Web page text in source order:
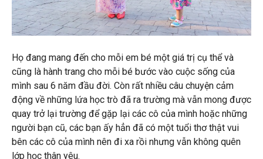
Họ đang mang đến cho mỗi em bé một giá trị cụ thể và
cũng là hành trang cho mỗi bé bước vào cuộc sống của
mình sau 6 năm đầu đời. Còn rất nhiều câu chuyện cảm
động về những lứa học trò đã ra trường mà vẫn mong được
quay trở lại trường để gặp lại các cô của mình hoặc những
người bạn cũ, các bạn ấy hẳn đã có một tuổi thơ thật vui
bên các cô của mình nên đi xa rồi nhưng vẫn không quên
lớp học thân yêu.